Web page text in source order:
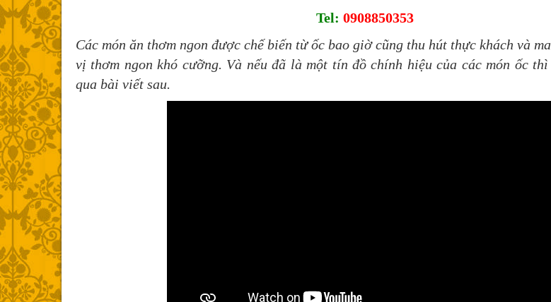
Tel: 0908850353
Các món ăn thơm ngon được chế biến từ ốc bao giờ cũng thu hút thực khách và
vị thơm ngon khó cưỡng. Và nếu đã là một tín đồ chính hiệu của các món ốc
qua bài viết sau.